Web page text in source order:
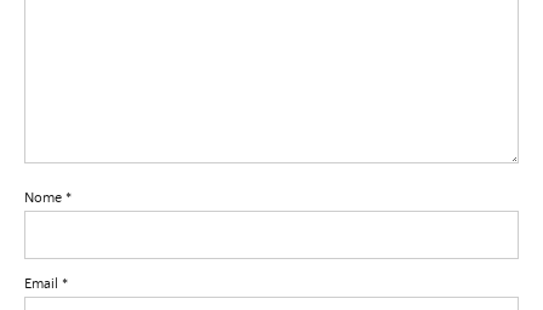
Nome *
Email *